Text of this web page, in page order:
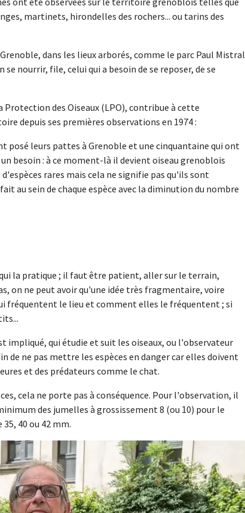
martinets, hirondelles des rochers... ou tarins des
dans les lieux arborés, comme le parc Paul Mistral
nourrir, file, celui qui a besoin de se reposer, de se
des Oiseaux (LPO), contribue à cette
depuis ses premières observations en 1974 :
posé leurs pattes à Grenoble et une cinquantaine qui ont
besoin : à ce moment-là il devient oiseau grenoblois
rares mais cela ne signifie pas qu'ils sont
au sein de chaque espèce avec la diminution du nombre
la pratique ; il faut être patient, aller sur le terrain,
on ne peut avoir qu'une idée très fragmentaire, voire
fréquentent le lieu et comment elles le fréquentent ; si
impliqué, qui étudie et suit les oiseaux, ou l'observateur
de ne pas mettre les espèces en danger car elles doivent
et des prédateurs comme le chat.
cela ne porte pas à conséquence. Pour l'observation, il
des jumelles à grossissement 8 (ou 10) pour le
40 ou 42 mm.